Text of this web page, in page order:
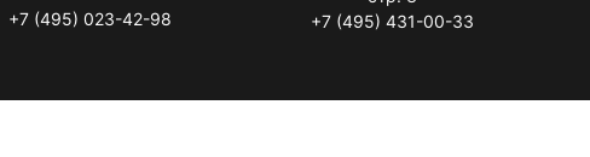
+7 (495) 023-42-98
+7 (495) 431-00-33